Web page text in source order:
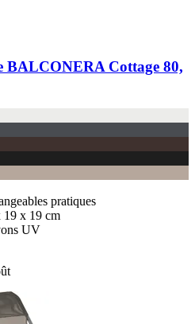
BALCONERA Cottage 80,
pratiques
19 x 19 cm
UV